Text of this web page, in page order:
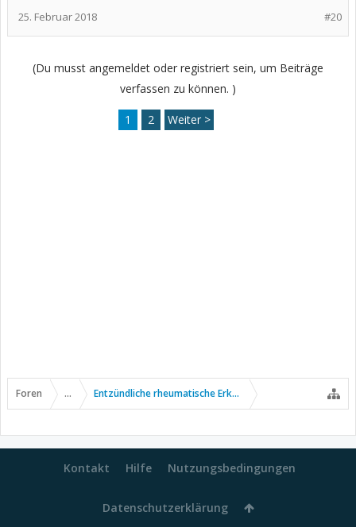
#20
25. Februar 2018
(Du musst angemeldet oder registriert sein, um Beiträge
verfassen zu können. )
1 2 Weiter >
Foren ... Entzündliche rheumatische Erkrankungen
Kontakt Hilfe Nutzungsbedingungen
Datenschutzerklärung